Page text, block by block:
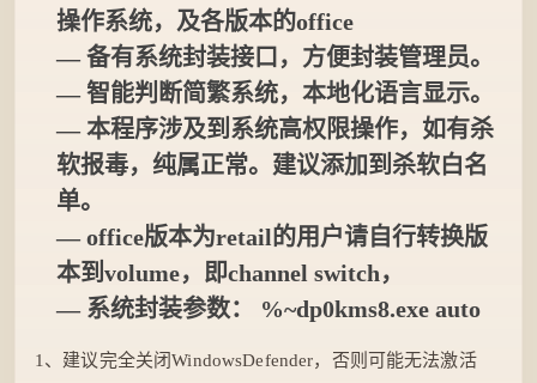
操作系统，及各版本的office
— 备有系统封装接口，方便封装管理员。
— 智能判断简繁系统，本地化语言显示。
— 本程序涉及到系统高权限操作，如有杀
软报毒，纯属正常。建议添加到杀软白名
单。
— office版本为retail的用户请自行转换版
本到volume，即channel switch，
— 系统封装参数： %~dp0kms8.exe auto
1、建议完全关闭WindowsDefender，否则可能无法激活